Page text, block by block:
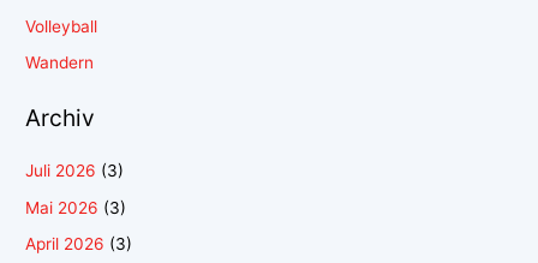
Volleyball
Wandern
Archiv
Juli 2026 (3)
Mai 2026 (3)
April 2026 (3)